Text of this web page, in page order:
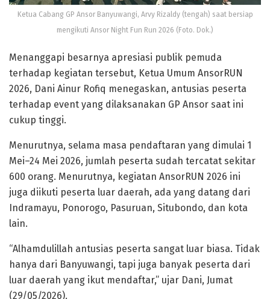
Ketua Cabang GP Ansor Banyuwangi, Arvy Rizaldy (tengah) saat bersiap
mengikuti Ansor Night Fun Run 2026 (Foto. Dok.)
Menanggapi besarnya apresiasi publik pemuda
terhadap kegiatan tersebut, Ketua Umum AnsorRUN
2026, Dani Ainur Rofiq menegaskan, antusias peserta
terhadap event yang dilaksanakan GP Ansor saat ini
cukup tinggi.
Menurutnya, selama masa pendaftaran yang dimulai 1
Mei–24 Mei 2026, jumlah peserta sudah tercatat sekitar
600 orang. Menurutnya, kegiatan AnsorRUN 2026 ini
juga diikuti peserta luar daerah, ada yang datang dari
Indramayu, Ponorogo, Pasuruan, Situbondo, dan kota
lain.
“Alhamdulillah antusias peserta sangat luar biasa. Tidak
hanya dari Banyuwangi, tapi juga banyak peserta dari
luar daerah yang ikut mendaftar,” ujar Dani, Jumat
(29/05/2026).